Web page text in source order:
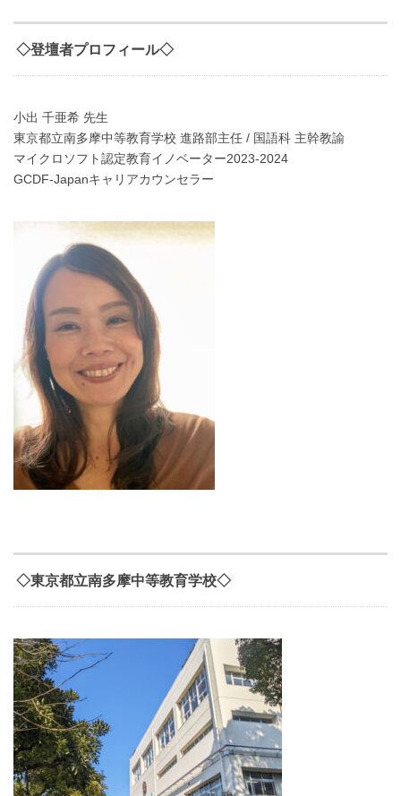
◇登壇者プロフィール◇
小出 千亜希 先生
東京都立南多摩中等教育学校 進路部主任 / 国語科 主幹教諭
マイクロソフト認定教育イノベーター2023-2024
GCDF-Japanキャリアカウンセラー
◇東京都立南多摩中等教育学校◇